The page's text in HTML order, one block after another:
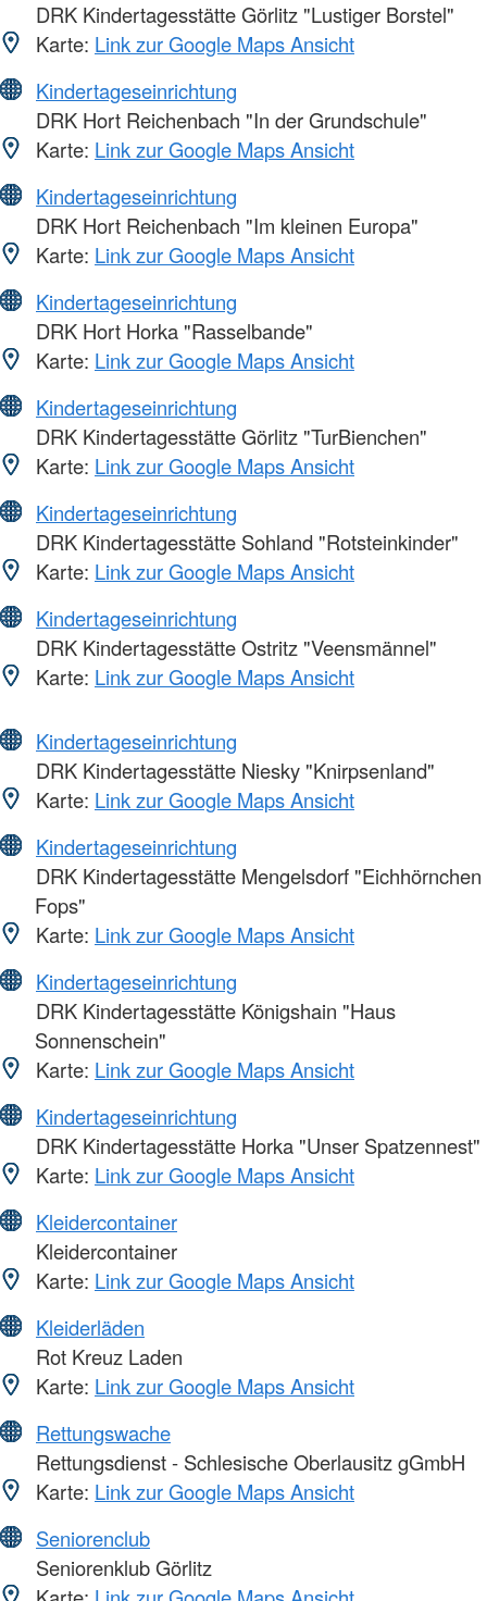
DRK Kindertagesstätte Görlitz "Lustiger Borstel"
Karte: Link zur Google Maps Ansicht
Kindertageseinrichtung
DRK Hort Reichenbach "In der Grundschule"
Karte: Link zur Google Maps Ansicht
Kindertageseinrichtung
DRK Hort Reichenbach "Im kleinen Europa"
Karte: Link zur Google Maps Ansicht
Kindertageseinrichtung
DRK Hort Horka "Rasselbande"
Karte: Link zur Google Maps Ansicht
Kindertageseinrichtung
DRK Kindertagesstätte Görlitz "TurBienchen"
Karte: Link zur Google Maps Ansicht
Kindertageseinrichtung
DRK Kindertagesstätte Sohland "Rotsteinkinder"
Karte: Link zur Google Maps Ansicht
Kindertageseinrichtung
DRK Kindertagesstätte Ostritz "Veensmännel"
Karte: Link zur Google Maps Ansicht
Kindertageseinrichtung
DRK Kindertagesstätte Niesky "Knirpsenland"
Karte: Link zur Google Maps Ansicht
Kindertageseinrichtung
DRK Kindertagesstätte Mengelsdorf "Eichhörnchen
Fops"
Karte: Link zur Google Maps Ansicht
Kindertageseinrichtung
DRK Kindertagesstätte Königshain "Haus
Sonnenschein"
Karte: Link zur Google Maps Ansicht
Kindertageseinrichtung
DRK Kindertagesstätte Horka "Unser Spatzennest"
Karte: Link zur Google Maps Ansicht
Kleidercontainer
Kleidercontainer
Karte: Link zur Google Maps Ansicht
Kleiderläden
Rot Kreuz Laden
Karte: Link zur Google Maps Ansicht
Rettungswache
Rettungsdienst - Schlesische Oberlausitz gGmbH
Karte: Link zur Google Maps Ansicht
Seniorenclub
Seniorenklub Görlitz